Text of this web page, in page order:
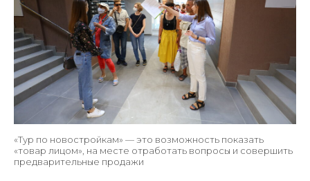
«Тур по новостройкам» — это возможность показать
«товар лицом», на месте отработать вопросы и совершить
предварительные продажи